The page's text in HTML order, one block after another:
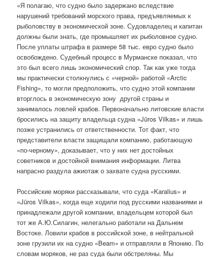
«Я полагаю, что судно было задержано вследствие
нарушений требований морского права, предъявляемых к
рыболовству в экономической зоне. Судовладелец и капитан
должны были знать, где промышляет их рыболовное судно.
После уплаты штрафа в размере 58 тыс. евро судно было
освобождено. Судебный процесс в Мурманске показал, что
это был всего лишь экономический спор. Так как уже тогда
мы практически столкнулись с «черной» работой «Arctic
Fishing», то могли предположить, что судно этой компании
вторглось в экономическую зону другой страны и
занималось ловлей крабов. Первоначально литовские власти
бросились на защиту владельца судна «Jūros Vilkas» и лишь
позже устранились от ответственности. Тот факт, что
представители власти защищали компанию, работающую
«по-черному», доказывает, что у них нет достойных
советников и достойной внимания информации. Литва
напрасно раздула ажиотаж о захвате судна русскими.
Российские моряки рассказывали, что суда «Karalius» и
«Jūros Vilkas», когда еще ходили под русскими названиями и
принадлежали другой компании, владельцем которой был
тот же А.Ю.Силагин, нелегально работали на Дальнем
Востоке. Ловили крабов в российской зоне, в нейтральной
зоне грузили их на судно «Beam» и отправляли в Японию. По
словам моряков, не раз суда были обстреляны. Мы